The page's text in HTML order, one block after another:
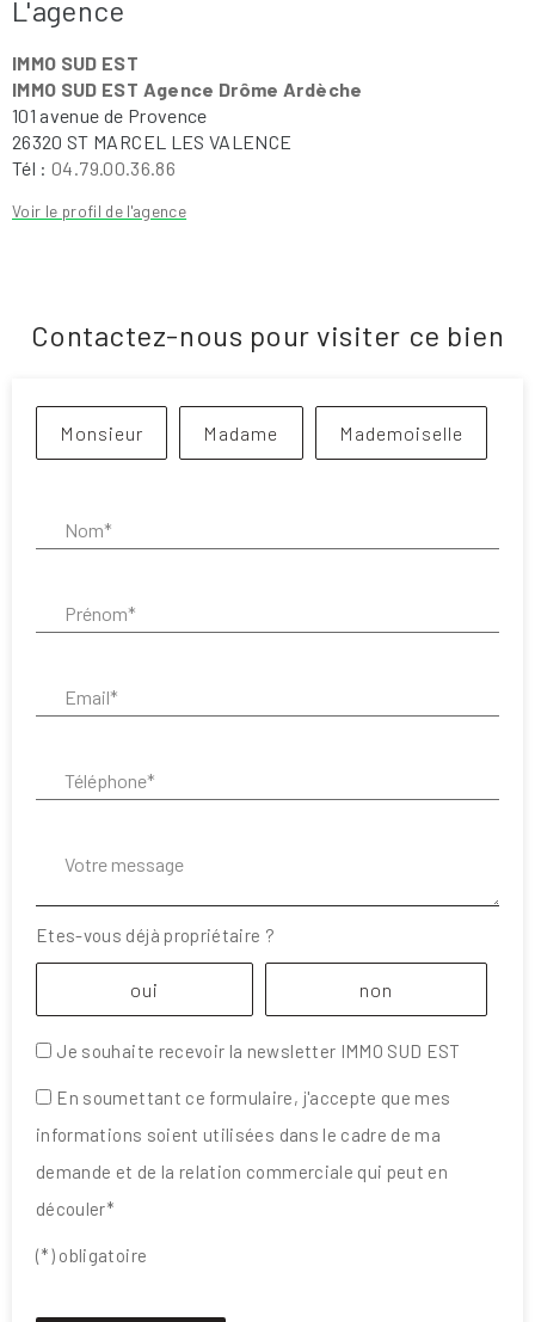
L'agence
IMMO SUD EST
IMMO SUD EST Agence Drôme Ardèche
101 avenue de Provence
26320 ST MARCEL LES VALENCE
Tél :04.79.00.36.86
Voir le profil de l'agence
Contactez-nous pour visiter ce bien
Civilité :
Monsieur Madame Mademoiselle
Etes-vous déjà propriétaire ?
oui non
Je souhaite recevoir la newsletter IMMO SUD EST
En soumettant ce formulaire, j'accepte que mes
informations soient utilisées dans le cadre de ma
demande et de la relation commerciale qui peut en
découler*
(*) obligatoire